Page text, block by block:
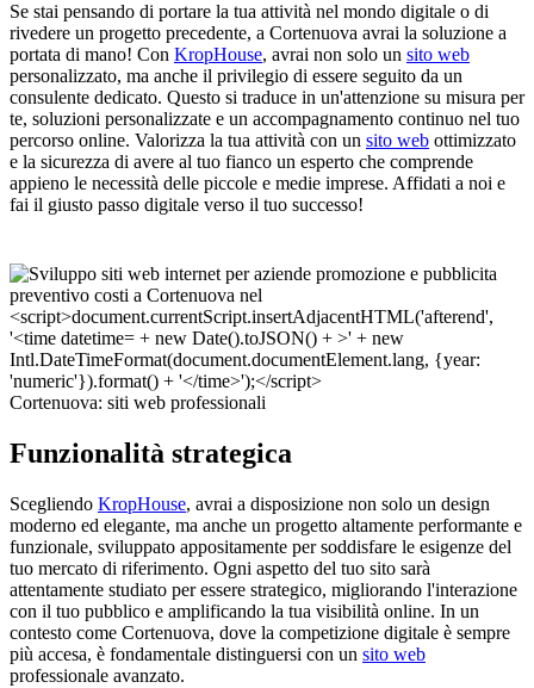
Se stai pensando di portare la tua attività nel mondo digitale o di
rivedere un progetto precedente, a Cortenuova avrai la soluzione a
portata di mano! Con KropHouse, avrai non solo un sito web
personalizzato, ma anche il privilegio di essere seguito da un
consulente dedicato. Questo si traduce in un'attenzione su misura per
te, soluzioni personalizzate e un accompagnamento continuo nel tuo
percorso online. Valorizza la tua attività con un sito web ottimizzato
e la sicurezza di avere al tuo fianco un esperto che comprende
appieno le necessità delle piccole e medie imprese. Affidati a noi e
fai il giusto passo digitale verso il tuo successo!
Cortenuova: siti web professionali
Funzionalità strategica
Scegliendo KropHouse, avrai a disposizione non solo un design
moderno ed elegante, ma anche un progetto altamente performante e
funzionale, sviluppato appositamente per soddisfare le esigenze del
tuo mercato di riferimento. Ogni aspetto del tuo sito sarà
attentamente studiato per essere strategico, migliorando l'interazione
con il tuo pubblico e amplificando la tua visibilità online. In un
contesto come Cortenuova, dove la competizione digitale è sempre
più accesa, è fondamentale distinguersi con un sito web
professionale avanzato.